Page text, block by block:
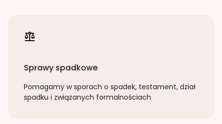
Sprawy spadkowe
Pomagamy w sporach o spadek, testament, dział
spadku i związanych formalnościach